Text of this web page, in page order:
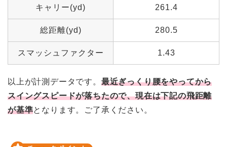
キャリー(yd) 261.4
総距離(yd) 280.5
スマッシュファクター 1.43
以上が計測データです。 最近ぎっくり腰をやってから
スイングスピードが落ちたので、現在は下記の飛距離
が基準となります。ご了承ください。